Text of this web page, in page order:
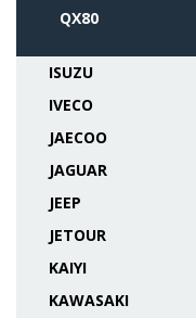
QX80
ISUZU
IVECO
JAECOO
JAGUAR
JEEP
JETOUR
KAIYI
KAWASAKI